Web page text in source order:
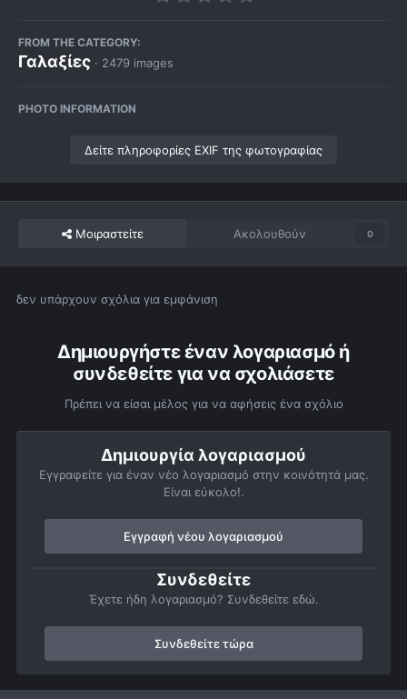
FROM THE CATEGORY:
Γαλαξίες · 2479 images
PHOTO INFORMATION
Δείτε πληροφορίες EXIF της φωτογραφίας
Μοιραστείτε Ακολουθούν 0
δεν υπάρχουν σχόλια για εμφάνιση
Δημιουργήστε έναν λογαριασμό ή
συνδεθείτε για να σχολιάσετε
Πρέπει να είσαι μέλος για να αφήσεις ένα σχόλιο
Δημιουργία λογαριασμού
Εγγραφείτε για έναν νέο λογαριασμό στην κοινότητά μας.
Είναι εύκολο!.
Εγγραφή νέου λογαριασμού
Συνδεθείτε
Έχετε ήδη λογαριασμό? Συνδεθείτε εδώ.
Συνδεθείτε τώρα